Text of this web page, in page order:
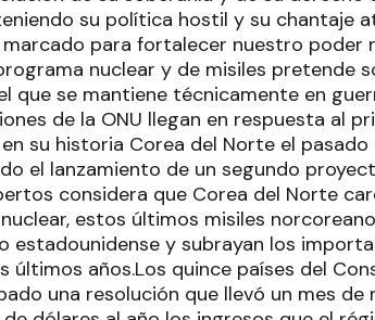
su política hostil y su chantaje
para fortalecer nuestro poder
nuclear y de misiles pretende
que se mantiene técnicamente en
de la ONU llegan en respuesta al
en su historia Corea del Norte el
el lanzamiento de un segundo
considera que Corea del Norte
estos últimos misiles
estadounidense y subrayan los
últimos años.Los quince países del
una resolución que llevó un mes